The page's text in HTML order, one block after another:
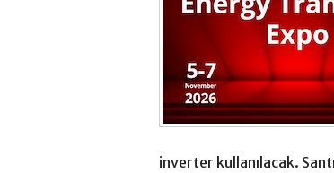
inverter kullanılacak.